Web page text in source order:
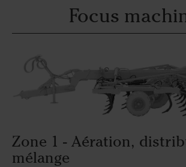
Focus
Zone 1 - Aération,
mélange